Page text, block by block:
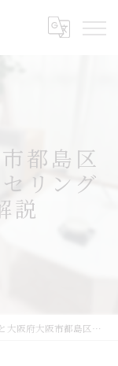
都島区
リング
説
都島区内代町の初回カウンセリング内容を詳しく解説